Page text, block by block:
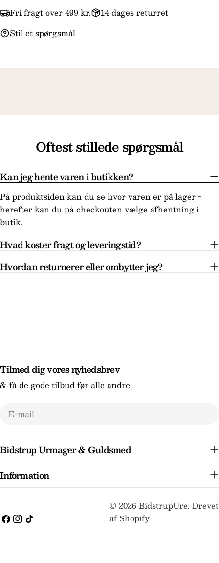
Fri fragt over 499 kr.
14 dages returret
Stil et spørgsmål
Oftest stillede spørgsmål
Kan jeg hente varen i butikken?
På produktsiden kan du se hvor varen er på lager -
herefter kan du på checkouten vælge afhentning i
butik.
Hvad koster fragt og leveringstid?
Hvordan returnerer eller ombytter jeg?
Bidstrup Urmager & Guldsmed
Information
Tilmed dig vores nyhedsbrev
& få de gode tilbud før alle andre
E-
Facebook
Instagram
TikTok
© 2026BidstrupUre. Drevet
af Shopify
Betalingsmetoder